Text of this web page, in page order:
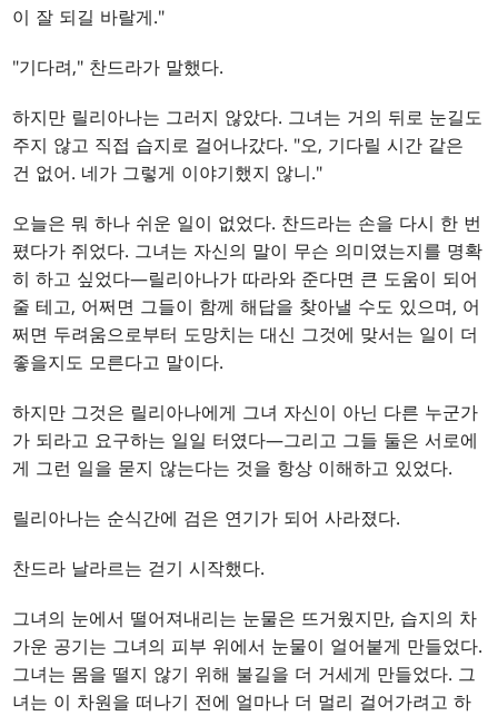
이 잘 되길 바랄게."
"기다려," 찬드라가 말했다.
하지만 릴리아나는 그러지 않았다. 그녀는 거의 뒤로 눈길도
주지 않고 직접 습지로 걸어나갔다. "오, 기다릴 시간 같은
건 없어. 네가 그렇게 이야기했지 않니."
오늘은 뭐 하나 쉬운 일이 없었다. 찬드라는 손을 다시 한 번
폈다가 쥐었다. 그녀는 자신의 말이 무슨 의미였는지를 명확
히 하고 싶었다—릴리아나가 따라와 준다면 큰 도움이 되어
줄 테고, 어쩌면 그들이 함께 해답을 찾아낼 수도 있으며, 어
쩌면 두려움으로부터 도망치는 대신 그것에 맞서는 일이 더
좋을지도 모른다고 말이다.
하지만 그것은 릴리아나에게 그녀 자신이 아닌 다른 누군가
가 되라고 요구하는 일일 터였다—그리고 그들 둘은 서로에
게 그런 일을 묻지 않는다는 것을 항상 이해하고 있었다.
릴리아나는 순식간에 검은 연기가 되어 사라졌다.
찬드라 날라르는 걷기 시작했다.
그녀의 눈에서 떨어져내리는 눈물은 뜨거웠지만, 습지의 차
가운 공기는 그녀의 피부 위에서 눈물이 얼어붙게 만들었다.
그녀는 몸을 떨지 않기 위해 불길을 더 거세게 만들었다. 그
녀는 이 차원을 떠나기 전에 얼마나 더 멀리 걸어가려고 하